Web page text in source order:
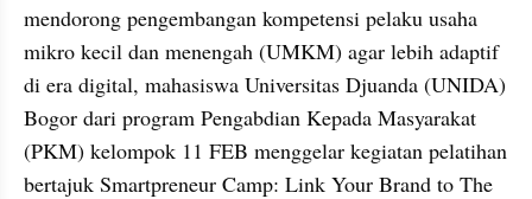
mendorong pengembangan kompetensi pelaku usaha
mikro kecil dan menengah (UMKM) agar lebih adaptif
di era digital, mahasiswa Universitas Djuanda (UNIDA)
Bogor dari program Pengabdian Kepada Masyarakat
(PKM) kelompok 11 FEB menggelar kegiatan pelatihan
bertajuk Smartpreneur Camp: Link Your Brand to The